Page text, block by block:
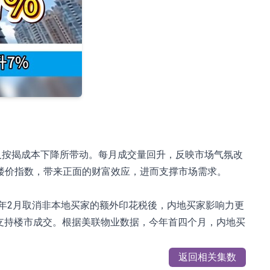
揭成本下降所带动。每月成交量回升，反映市场气氛改
指数，带来正面的财富效应，进而支撑市场需求。
月取消非本地买家的额外印花税後，内地买家影响力更
楼市成交。根据美联物业数据，今年首四个月，内地买
返回相关集数